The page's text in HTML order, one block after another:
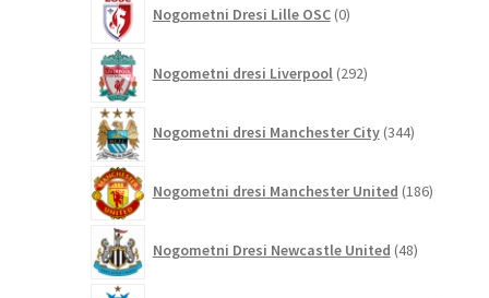
Nogometni Dresi Lille OSC 0izdelkov
Nogometni dresi Liverpool 292izdelkov
Nogometni dresi Manchester City 344izdelkov
Nogometni dresi Manchester United 186izdelkov
Nogometni Dresi Newcastle United 48izdelkov